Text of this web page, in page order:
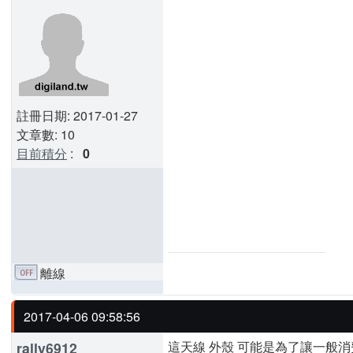
註冊日期: 2017-01-27
文章數: 10
目前積分 : 0
離線
2017-04-06 09:58:56
rally6912
這天線 外殼 可能是為了讓一般